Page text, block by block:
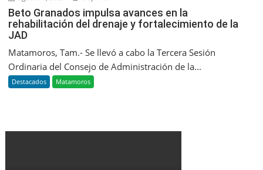
Beto Granados impulsa avances en la
rehabilitación del drenaje y fortalecimiento de la
JAD
Matamoros, Tam.- Se llevó a cabo la Tercera Sesión
Ordinaria del Consejo de Administración de la...
Destacados Matamoros